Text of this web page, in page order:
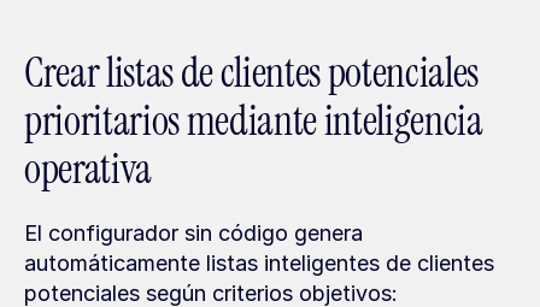
Crear listas de clientes potenciales
prioritarios mediante inteligencia
operativa
El configurador sin código genera
automáticamente listas inteligentes de clientes
potenciales según criterios objetivos: